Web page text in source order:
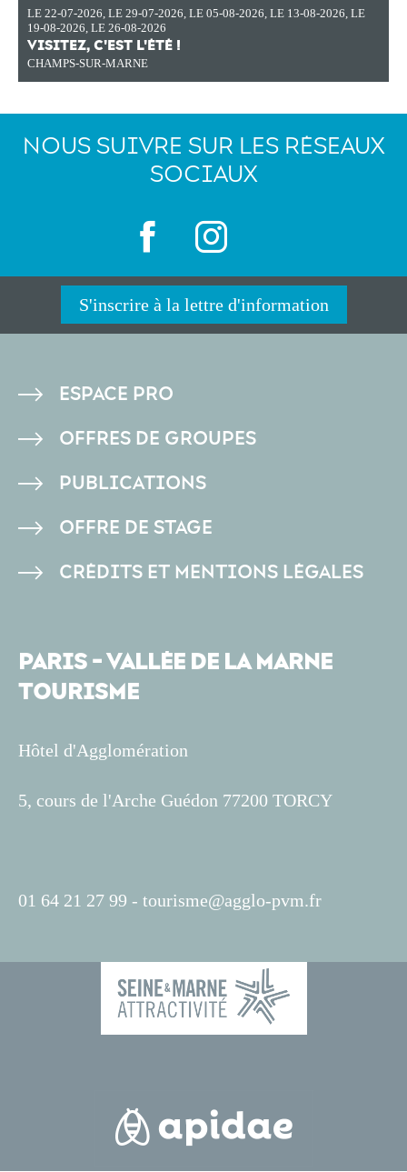
LE 22-07-2026 LE 29-07-2026 LE 05-08-2026 LE 13-08-2026 LE
19-08-2026 LE 26-08-2026
VISITEZ, C'EST L'ÉTÉ !
CHAMPS-SUR-MARNE
NOUS SUIVRE SUR LES RÉSEAUX
SOCIAUX
S'inscrire à la lettre d'information
PIED
DE
ESPACE PRO
OFFRES DE GROUPES
PUBLICATIONS
OFFRE DE STAGE
CRÉDITS ET MENTIONS LÉGALES
PARIS - VALLÉE DE LA MARNE
TOURISME
Hôtel d'Agglomération
5, cours de l'Arche Guédon 77200 TORCY
01 64 21 27 99 - tourisme@agglo-pvm.fr